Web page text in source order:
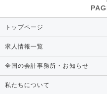
トップページ
求人情報一覧
全国の会計事務所・お知らせ
私たちについて